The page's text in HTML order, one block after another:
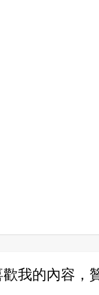
我的內容，